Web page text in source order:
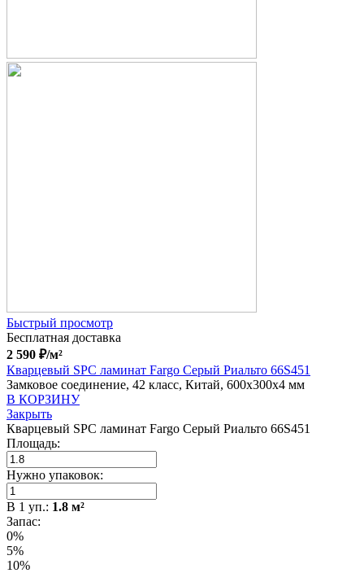
Быстрый просмотр
Бесплатная доставка
2 590 ₽/м²
Кварцевый SPC ламинат Fargo Серый Риальто 66S451
Замковое соединение, 42 класс, Китай, 600x300x4 мм
В КОРЗИНУ
Закрыть
Кварцевый SPC ламинат Fargo Серый Риальто 66S451
Площадь:
Нужно упаковок:
В 1 уп.: 1.8 м²
Запас:
0%
5%
10%